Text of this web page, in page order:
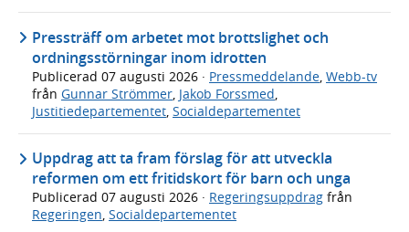
Pressträff om arbetet mot brottslighet och
ordningsstörningar inom idrotten
Publicerad 07 augusti 2026 · Pressmeddelande Webb-tv
från Gunnar Strömmer Jakob Forssmed
Justitiedepartementet Socialdepartementet
Uppdrag att ta fram förslag för att utveckla
reformen om ett fritidskort för barn och unga
Publicerad 07 augusti 2026 · Regeringsuppdrag från
Regeringen, Socialdepartementet